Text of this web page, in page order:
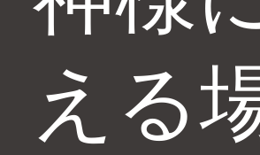
える